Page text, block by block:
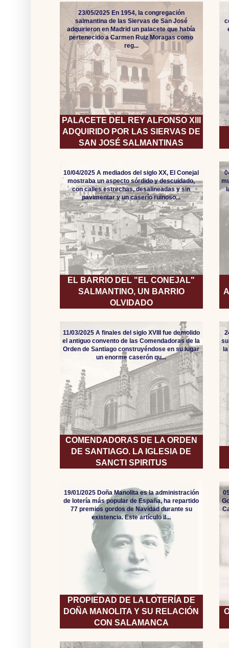
PALACETE DEL REY ALFONSO XIII
ADQUIRIDO POR LAS SIERVAS DE
SAN JOSÉ SALMANTINAS
23/05/2025 En 1954, la congregación
salmantina de las Siervas de San José
adquirieron en Madrid un palacete que había
pertenecido a Carmen Ruiz Moragas como
reg...
EL BARRIO DEL "EL CONEJAL"
SALMANTINO, UN BARRIO
OLVIDADO
10/04/2025 A mediados del siglo XX, El Conejal
mostraba un aspecto sórdido y descuidado,
con calles estrechas, desalineadas y sin
pavimentar y un caserío ruinoso...
COMENDADORAS DE LA ORDEN
DE SANTIAGO. LA IGLESIA DE
SANCTI SPIRITUS
11/03/2025 A finales del siglo XVIII fue demolido
el antiguo convento de las Comendadoras de la
Orden de Santiago construyéndose en su lugar
un enorme caserón qu...
PROPIEDAD DE LA LOTERÍA DE
DOÑA MANOLITA Y SU RELACIÓN
CON SALAMANCA
19/01/2025 Doña Manolita es la administración
de lotería más popular de España, ha repartido
77 premios gordos de Navidad durante su
existencia. Este artículo il...